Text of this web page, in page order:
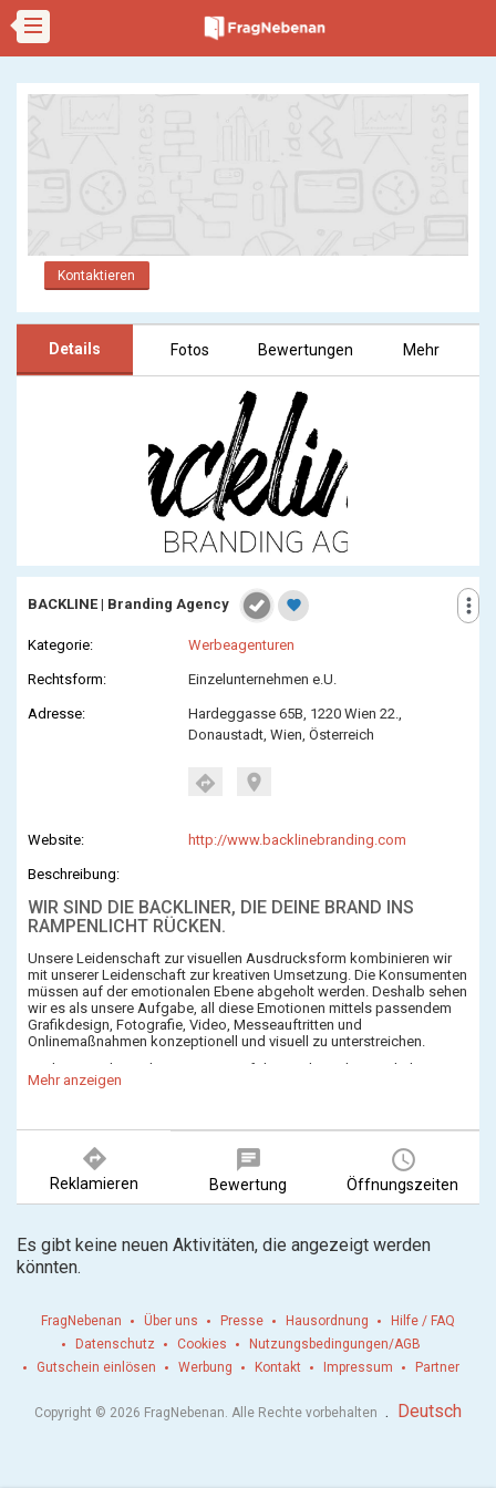
Kontaktieren
Details Fotos Bewertungen Mehr
more_vert
BACKLINE | Branding Agency favorite
Kategorie: Werbeagenturen
Rechtsform: Einzelunternehmen e.U.
Adresse:
Hardeggasse 65B, 1220 Wien 22.,
Donaustadt, Wien, Österreich
directions location_on
Website: http://www.backlinebranding.com
Beschreibung:
WIR SIND DIE BACKLINER, DIE DEINE BRAND
INS
RAMPENLICHT RÜCKEN.
Unsere Leidenschaft zur visuellen Ausdrucksform kombinieren wir
mit unserer Leidenschaft zur kreativen Umsetzung. Die Konsumenten
müssen auf der emotionalen Ebene abgeholt werden. Deshalb sehen
wir es als unsere Aufgabe, all diese Emotionen mittels passendem
Grafikdesign, Fotografie, Video, Messeauftritten und
Onlinemaßnahmen konzeptionell und visuell zu unterstreichen.
Wir bringen die wichtigen Dinge auf den Punkt und entwickeln ein
Gesamtkonzept, das funktional ist, überzeugt und optisch anspricht.
Wir machen Emotionen sichtbar!
Mehr anzeigen
directions
Reklamieren
chat
Bewertung
query_builder
Öffnungszeiten
Es gibt keine neuen Aktivitäten, die angezeigt werden
könnten.
FragNebenan Über uns Presse Hausordnung
Hilfe / FAQ
Datenschutz
Cookies
Nutzungsbedingungen/AGB
Gutschein einlösen
Werbung Kontakt Impressum Partner
Copyright © 2026 FragNebenan. Alle Rechte vorbehalten . Deutsch